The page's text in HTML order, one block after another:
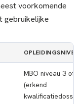
voorkomende
gebruikelijke
MBO niveau 3 of
(erkend